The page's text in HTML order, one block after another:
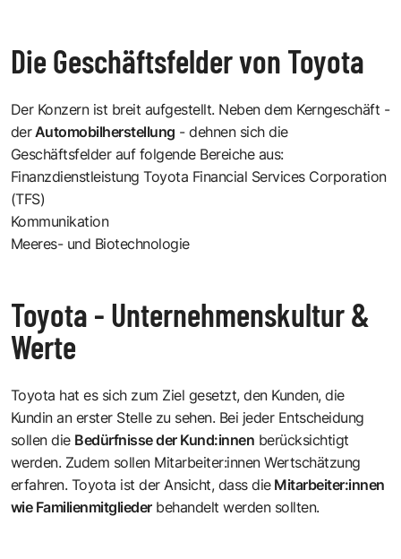
Die Geschäftsfelder von Toyota
Der Konzern ist breit aufgestellt. Neben dem Kerngeschäft -
derAutomobilherstellung - dehnen sich die
Geschäftsfelder auf folgende Bereiche aus:
Finanzdienstleistung Toyota Financial Services Corporation
(TFS)
Kommunikation
Meeres- und Biotechnologie
Toyota - Unternehmenskultur &
Werte
Toyota hat es sich zum Ziel gesetzt, den Kunden, die
Kundin an erster Stelle zu sehen. Bei jeder Entscheidung
sollen die Bedürfnisse der Kund:innen berücksichtigt
werden. Zudem sollen Mitarbeiter:innen Wertschätzung
erfahren. Toyota ist der Ansicht, dass die Mitarbeiter:innen
wie Familienmitglieder behandelt werden sollten.